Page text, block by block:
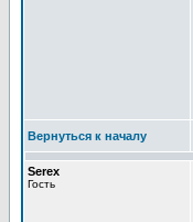
Вернуться к началу
Serex
Гость